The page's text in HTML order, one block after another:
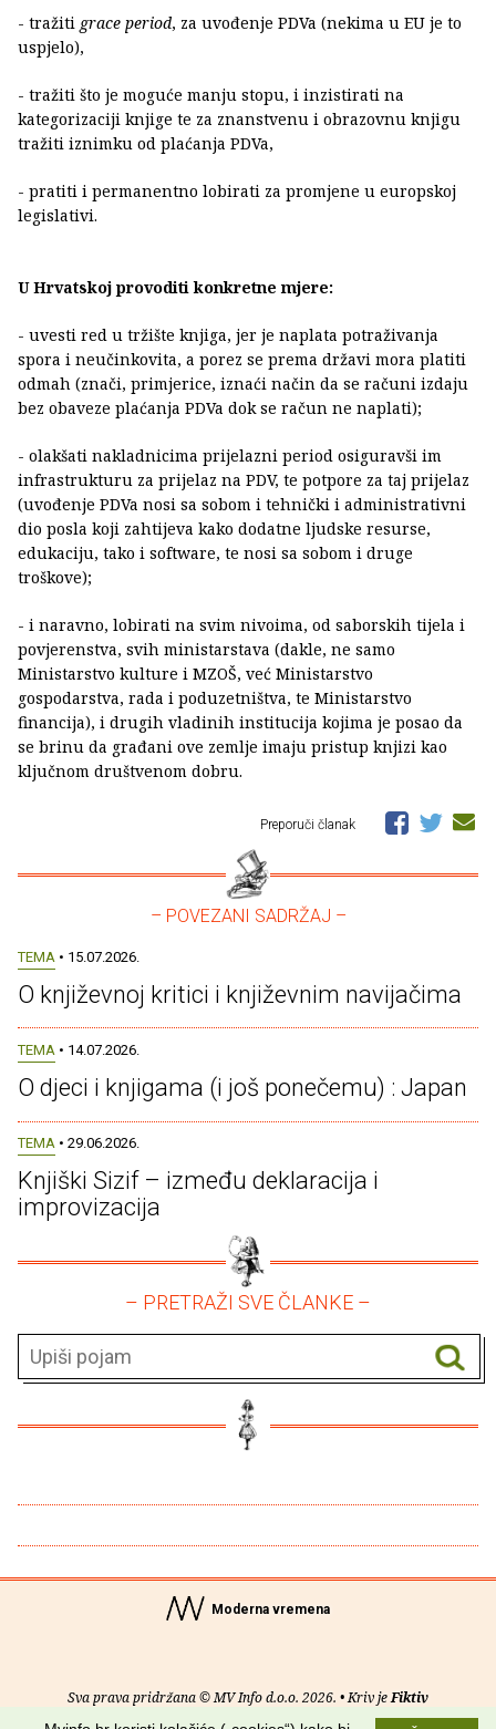
- tražiti grace period, za uvođenje PDVa (nekima u EU je to
uspjelo),
- tražiti što je moguće manju stopu, i inzistirati na
kategorizaciji knjige te za znanstvenu i obrazovnu knjigu
tražiti iznimku od plaćanja PDVa,
- pratiti i permanentno lobirati za promjene u europskoj
legislativi.
U Hrvatskoj provoditi konkretne mjere:
- uvesti red u tržište knjiga, jer je naplata potraživanja
spora i neučinkovita, a porez se prema državi mora platiti
odmah (znači, primjerice, iznaći način da se računi izdaju
bez obaveze plaćanja PDVa dok se račun ne naplati);
- olakšati nakladnicima prijelazni period osiguravši im
infrastrukturu za prijelaz na PDV, te potpore za taj prijelaz
(uvođenje PDVa nosi sa sobom i tehnički i administrativni
dio posla koji zahtijeva kako dodatne ljudske resurse,
edukaciju, tako i software, te nosi sa sobom i druge
troškove);
- i naravno, lobirati na svim nivoima, od saborskih tijela i
povjerenstva, svih ministarstava (dakle, ne samo
Ministarstvo kulture i MZOŠ, već Ministarstvo
gospodarstva, rada i poduzetništva, te Ministarstvo
financija), i drugih vladinih institucija kojima je posao da
se brinu da građani ove zemlje imaju pristup knjizi kao
ključnom društvenom dobru.
Preporuči članak
– POVEZANI SADRŽAJ –
TEMA • 15.07.2026.
O književnoj kritici i književnim navijačima
TEMA • 14.07.2026.
O djeci i knjigama (i još ponečemu) : Japan
TEMA • 29.06.2026.
Knjiški Sizif – između deklaracija i
improvizacija
– PRETRAŽI SVE ČLANKE –
Moderna vremena
Sva prava pridržana © MV Info d.o.o. 2026. • Kriv jeFiktiv